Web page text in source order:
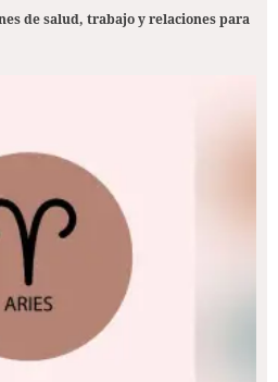
de salud, trabajo y relaciones para